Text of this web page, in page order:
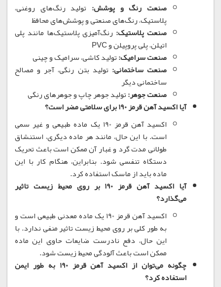
صنعت رنگ و پوشش: تولید رنگ‌های روغنی،
پلاستیک، رنگ‌های صنعتی و پوشش‌های محافظ
صنعت پلاستیک: رنگ‌آمیزی پلاستیک‌ها مانند پلی
اتیلن، پلی پروپیلن و PVC
صنعت سرامیک:تولید کاشی، سرامیک و چینی
صنعت ساختمانی: تولید بتن رنگی، آجر و مصالح
ساختمانی دیگر
صنعت جوهر:تولید جوهر چاپ و جوهرهای رنگی
آیا اکسید آهن قرمز 190 برای سلامتی مضر است؟
اکسید آهن قرمز 190 یک ماده طبیعی و غیر سمی
است. با این حال، مانند هر ماده دیگری، استنشاق
طولانی مدت گرد و غبار آن ممکن است باعث تحریک
دستگاه تنفسی شود. بنابراین، هنگام کار با این
ماده باید از ماسک استفاده کرد.
آیا اکسید آهن قرمز 190 بر روی محیط زیست تاثیر
می‌گذارد؟
اکسید آهن قرمز 190 یک ماده معدنی طبیعی است و
به طور کلی بر روی محیط زیست تاثیر منفی ندارد. با
این حال، دفع نادرست ضایعات حاوی این ماده
ممکن است باعث آلودگی محیط زیست شود.
چگونه می‌توان از اکسید آهن قرمز 190 به طور ایمن
استفاده کرد؟